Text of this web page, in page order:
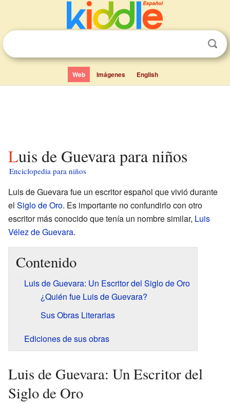
Web Imágenes English
Luis de Guevara para niños
Enciclopedia para niños
Luis de Guevara fue un escritor español que vivió durante
el Siglo de Oro. Es importante no confundirlo con otro
escritor más conocido que tenía un nombre similar, Luis
Vélez de Guevara.
Contenido
Luis de Guevara: Un Escritor del Siglo de Oro
¿Quién fue Luis de Guevara?
Sus Obras Literarias
Ediciones de sus obras
Luis de Guevara: Un Escritor del
Siglo de Oro